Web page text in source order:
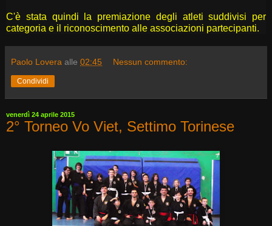
C'è stata quindi la premiazione degli atleti suddivisi per
categoria e il riconoscimento alle associazioni partecipanti.
Paolo Lovera alle 02:45 Nessun commento:
Condividi
venerdì 24 aprile 2015
2° Torneo Vo Viet, Settimo Torinese